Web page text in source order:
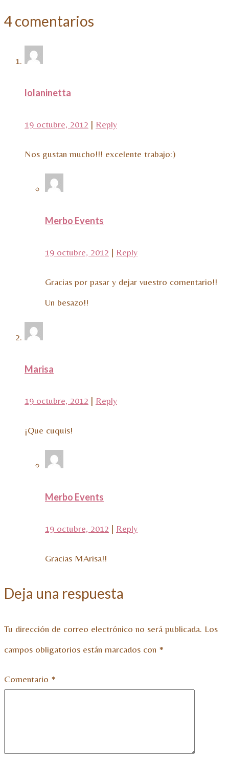
4 comentarios
lolaninetta
19 octubre, 2012 | Reply
Nos gustan mucho!!! excelente trabajo:)
Merbo Events
19 octubre, 2012 | Reply
Gracias por pasar y dejar vuestro comentario!!
Un besazo!!
Marisa
19 octubre, 2012 | Reply
¡Que cuquis!
Merbo Events
19 octubre, 2012 | Reply
Gracias MArisa!!
Deja una respuesta
Tu dirección de correo electrónico no será publicada. Los
campos obligatorios están marcados con *
Comentario *